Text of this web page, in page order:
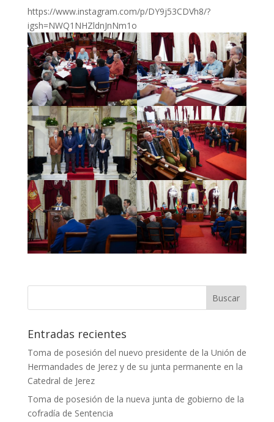
https://www.instagram.com/p/DY9j53CDVh8/?
igsh=NWQ1NHZldnJnNm1o
Entradas recientes
Toma de posesión del nuevo presidente de la Unión de
Hermandades de Jerez y de su junta permanente en la
Catedral de Jerez
Toma de posesión de la nueva junta de gobierno de la
cofradía de Sentencia